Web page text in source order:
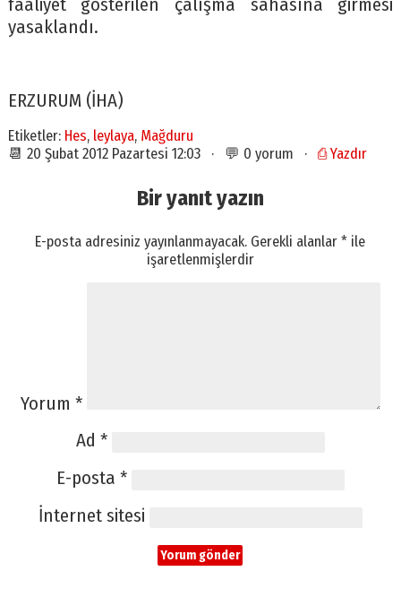
faaliyet gösterilen çalışma sahasına girmesi
yasaklandı.
ERZURUM (İHA)
Etiketler: Hes, leylaya, Mağduru
📆 20 Şubat 2012 Pazartesi 12:03 · 💬 0 yorum · ⎙ Yazdır
Bir yanıt yazın
E-posta adresiniz yayınlanmayacak. Gerekli alanlar* ile
işaretlenmişlerdir
Yorum *
Ad *
E-posta *
İnternet sitesi